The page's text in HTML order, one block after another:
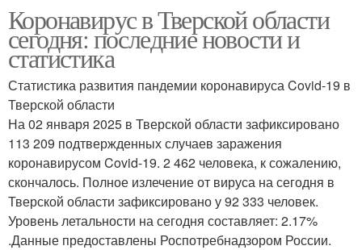
Коронавирус в Тверской области
сегодня: последние новости и
статистика
Статистика развития пандемии коронавируса Covid-19 в
Тверской области
На 02 января 2025 в Тверской области зафиксировано
113 209 подтвержденных случаев заражения
коронавирусом Covid-19. 2 462 человека, к сожалению,
скончалось. Полное излечение от вируса на сегодня в
Тверской области зафиксировано у 92 333 человек.
Уровень летальности на сегодня составляет: 2.17%
.Данные предоставлены Роспотребнадзором России.